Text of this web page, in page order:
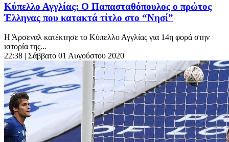
Κύπελλο Αγγλίας: Ο Παπασταθόπουλος ο πρώτος
Έλληνας που κατακτά τίτλο στο “Νησί”
Η Άρσεναλ κατέκτησε το Kύπελλο Αγγλίας για 14η φορά στην
ιστορία της...
22:38 | Σάββατο 01 Αυγούστου 2020